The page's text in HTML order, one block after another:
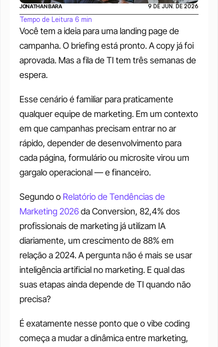
Você tem a ideia para uma landing page de
campanha. O briefing está pronto. A copy já foi
aprovada. Mas a fila de TI tem três semanas de
espera.
Esse cenário é familiar para praticamente
qualquer equipe de marketing. Em um contexto
em que campanhas precisam entrar no ar
rápido, depender de desenvolvimento para
cada página, formulário ou microsite virou um
gargalo operacional — e financeiro.
Segundo o Relatório de Tendências de
Marketing 2026 da Conversion, 82,4% dos
profissionais de marketing já utilizam IA
diariamente, um crescimento de 88% em
relação a 2024. A pergunta não é mais se usar
inteligência artificial no marketing. E qual das
suas etapas ainda depende de TI quando não
precisa?
É exatamente nesse ponto que o vibe coding
começa a mudar a dinâmica entre marketing,
JONATHAN BARA 9 DE JUN. DE 2026
Tempo de Leitura 6 min